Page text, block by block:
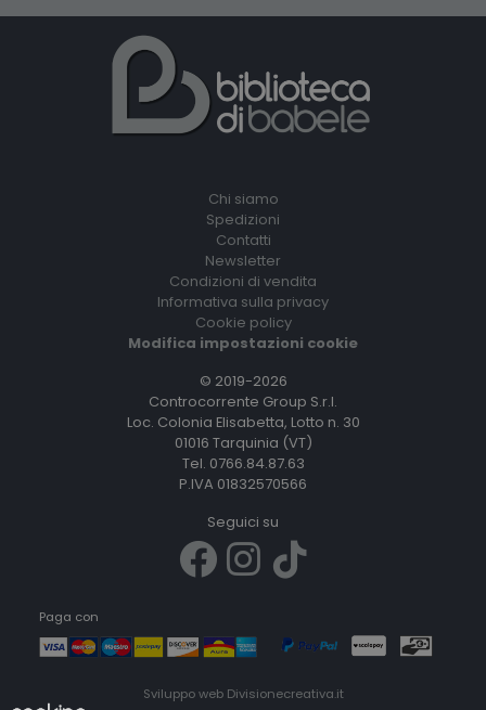
Chi siamo
Spedizioni
Contatti
Newsletter
Condizioni di vendita
Informativa sulla privacy
Cookie policy
Modifica impostazioni cookie
© 2019-2026
Controcorrente Group S.r.l.
Loc. Colonia Elisabetta, Lotto n. 30
01016 Tarquinia (VT)
Tel. 0766.84.87.63
P.IVA 01832570566
Seguici su
Paga con
Sviluppo web Divisionecreativa.it